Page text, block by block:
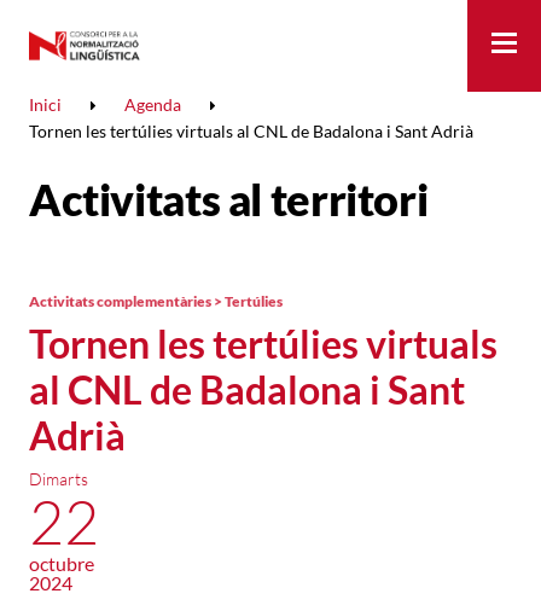
Inici
Agenda
Tornen les tertúlies virtuals al CNL de Badalona i Sant Adrià
Activitats al territori
Tornen les tertúlies virtuals
al CNL de Badalona i Sant
Adrià
Activitats complementàries > Tertúlies
Dimarts
22
octubre
2024